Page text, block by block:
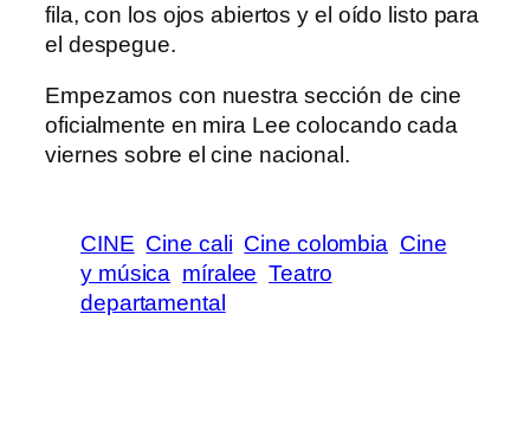
fila, con los ojos abiertos y el oído listo para
el despegue.
Empezamos con nuestra sección de cine
oficialmente en mira Lee colocando cada
viernes sobre el cine nacional.
CINE Cine cali Cine colombia Cine
y música míralee Teatro
departamental